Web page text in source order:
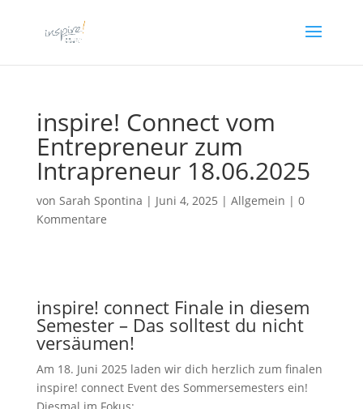
inspire! Connect vom
Entrepreneur zum
Intrapreneur 18.06.2025
von Sarah Spontina | Juni 4, 2025 | Allgemein | 0
Kommentare
inspire! connect Finale in diesem
Semester – Das solltest du nicht
versäumen!
Am 18. Juni 2025 laden wir dich herzlich zum finalen
inspire! connect Event des Sommersemesters ein!